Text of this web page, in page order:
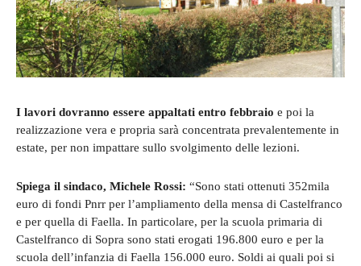
I lavori dovranno essere appaltati entro febbraio e poi la
realizzazione vera e propria sarà concentrata prevalentemente in
estate, per non impattare sullo svolgimento delle lezioni.
Spiega il sindaco, Michele Rossi: “Sono stati ottenuti 352mila
euro di fondi Pnrr per l’ampliamento della mensa di Castelfranco
e per quella di Faella. In particolare, per la scuola primaria di
Castelfranco di Sopra sono stati erogati 196.800 euro e per la
scuola dell’infanzia di Faella 156.000 euro. Soldi ai quali poi si